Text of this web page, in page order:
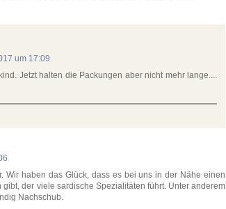
um 17:09
Jetzt halten die Packungen aber nicht mehr lange....
Wir haben das Glück, dass es bei uns in der Nähe einen
der viele sardische Spezialitäten führt. Unter anderem
Nachschub.